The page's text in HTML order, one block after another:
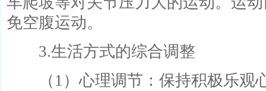
免空腹运动。
3.生活方式的综合调整
（1）心理调节：保持积极乐观